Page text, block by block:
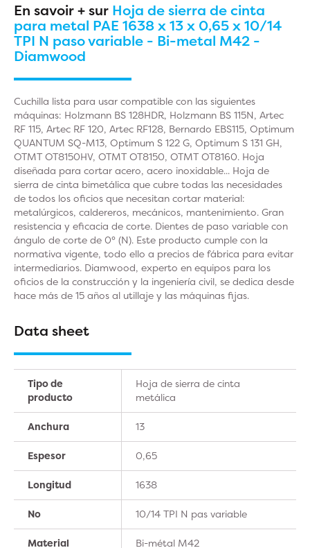
En savoir + sur Hoja de sierra de cinta
para metal PAE 1638 x 13 x 0,65 x 10/14
TPI N paso variable - Bi-metal M42 -
Diamwood
Cuchilla lista para usar compatible con las siguientes
máquinas: Holzmann BS 128HDR, Holzmann BS 115N, Artec
RF 115, Artec RF 120, Artec RF128, Bernardo EBS115, Optimum
QUANTUM SQ-M13, Optimum S 122 G, Optimum S 131 GH,
OTMT OT8150HV, OTMT OT8150, OTMT OT8160. Hoja
diseñada para cortar acero, acero inoxidable... Hoja de
sierra de cinta bimetálica que cubre todas las necesidades
de todos los oficios que necesitan cortar material:
metalúrgicos, caldereros, mecánicos, mantenimiento. Gran
resistencia y eficacia de corte. Dientes de paso variable con
ángulo de corte de 0° (N). Este producto cumple con la
normativa vigente, todo ello a precios de fábrica para evitar
intermediarios. Diamwood, experto en equipos para los
oficios de la construcción y la ingeniería civil, se dedica desde
hace más de 15 años al utillaje y las máquinas fijas.
Data sheet
Tipo de
producto
Hoja de sierra de cinta
metálica
Anchura 13
Espesor 0,65
Longitud 1638
No 10/14 TPI N pas variable
Material Bi-métal M42